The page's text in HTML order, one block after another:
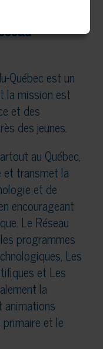
Québec est un
la mission est
et des
des jeunes.
au Québec,
et transmet la
et de
encourageant
Le Réseau
programmes
Les
et Les
la
animations
et le